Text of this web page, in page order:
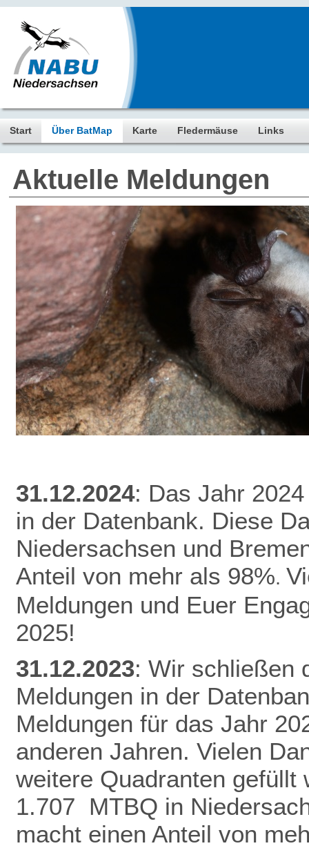
Start Über BatMap Karte Fledermäuse Links
Aktuelle Meldungen
31.12.2024: Das Jahr
in der Datenbank. Diese
Niedersachsen und
Anteil von mehr als 98%.
Meldungen und Euer
2025!
31.12.2023: Wir schließen
Meldungen in der
Meldungen für das Jahr
anderen Jahren. Vielen
weitere Quadranten gefüllt
1.707 MTBQ in
macht einen Anteil von